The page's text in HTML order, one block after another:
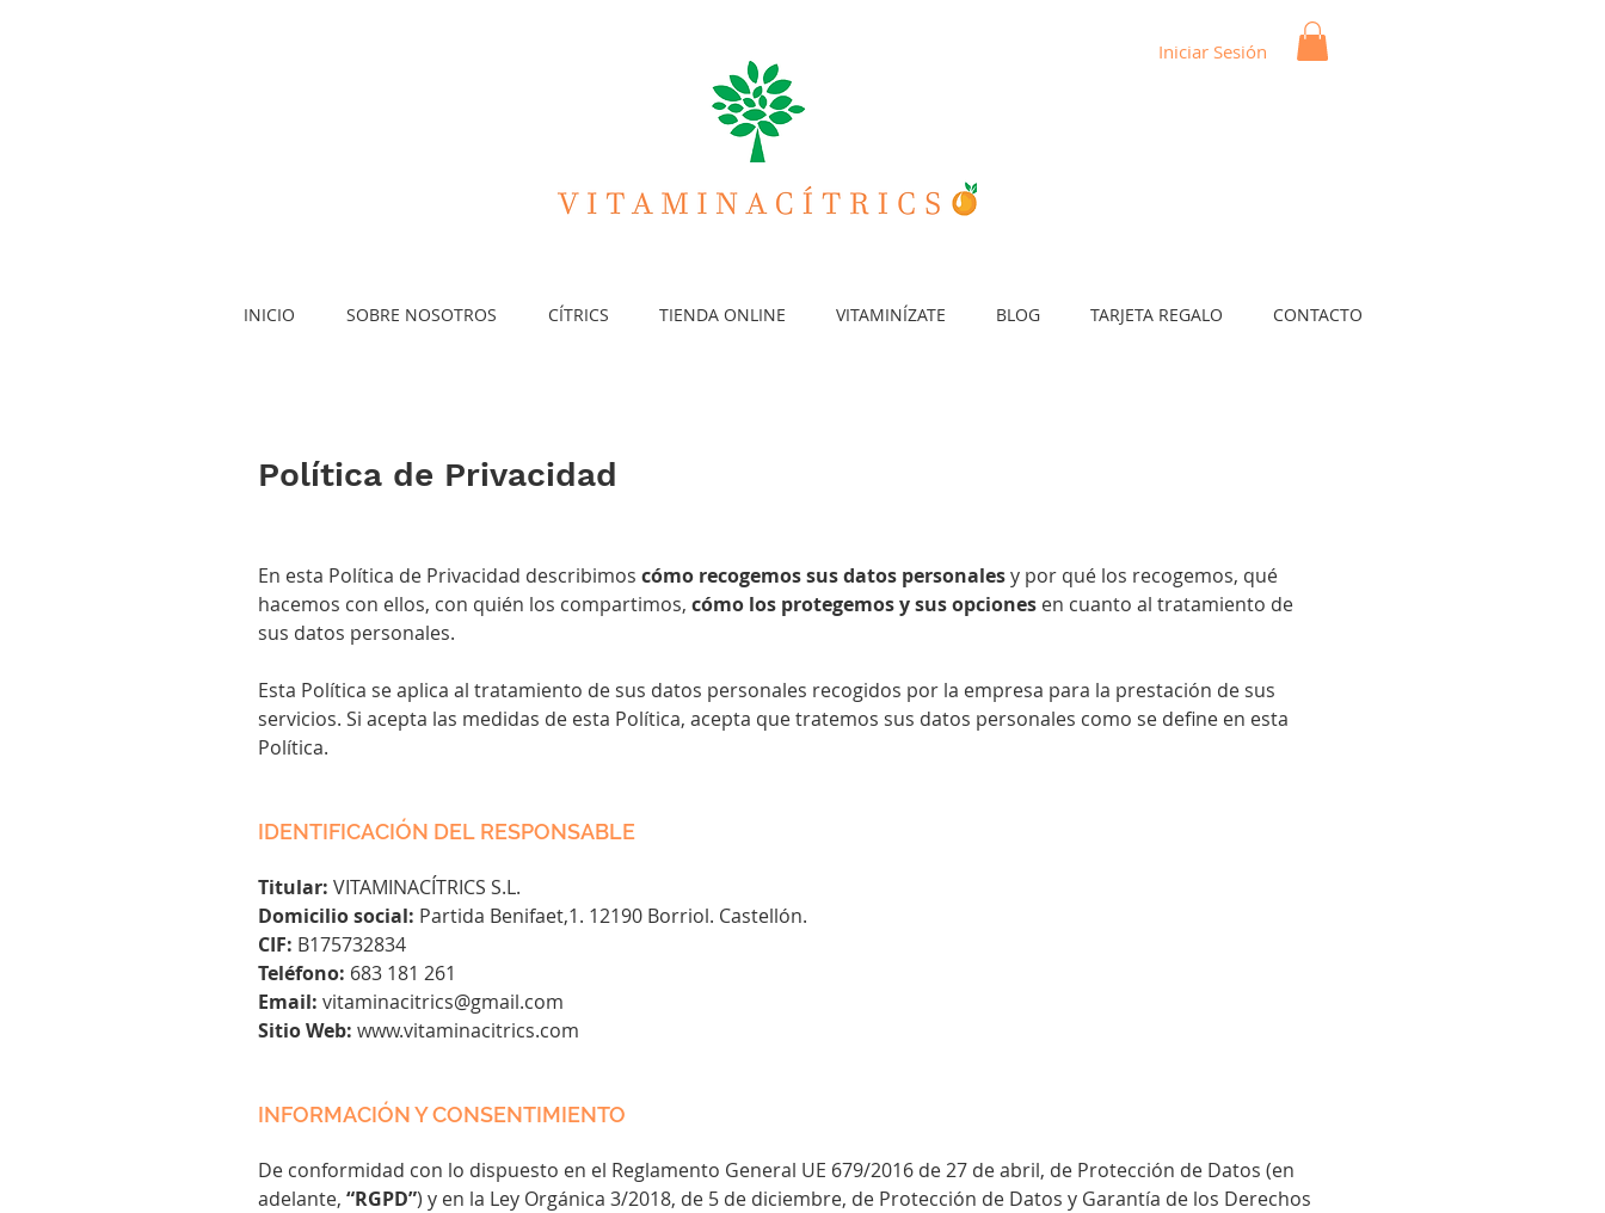
INICIO SOBRE NOSOTROS CÍTRICS TIENDA ONLINE VITAMINÍZATE BLOG TARJETA REGALO CONTACTO
Política de Privacidad
En esta Política de Privacidad describimos cómo recogemos sus datos personalesy por qué los recogemos, qué
hacemos con ellos, con quién los compartimos, cómo los protegemos y sus opciones en cuanto al tratamiento de
sus datos personales.
Esta Política se aplica al tratamiento de sus datos personales recogidos por la empresa para la prestación de sus
servicios. Si acepta las medidas de esta Política, acepta que tratemos sus datos personales como se define en esta
Política.
IDENTIFICACIÓN DEL RESPONSABLE
Titular: VITAMINACÍTRICS S.L.
Domicilio social: Partida Benifaet,1. 12190 Borriol. Castellón.
CIF: B175732834
Teléfono: 683 181 261
Email: vitaminacitrics@gmail.com
Sitio Web: www.vitaminacitrics.com
INFORMACIÓN Y CONSENTIMIENTO
De conformidad con lo dispuesto en el Reglamento General UE 679/2016 de 27 de abril, de Protección de Datos (en
adelante, “RGPD”) y en la Ley Orgánica 3/2018, de 5 de diciembre, de Protección de Datos y Garantía de los Derechos
Iniciar Sesión